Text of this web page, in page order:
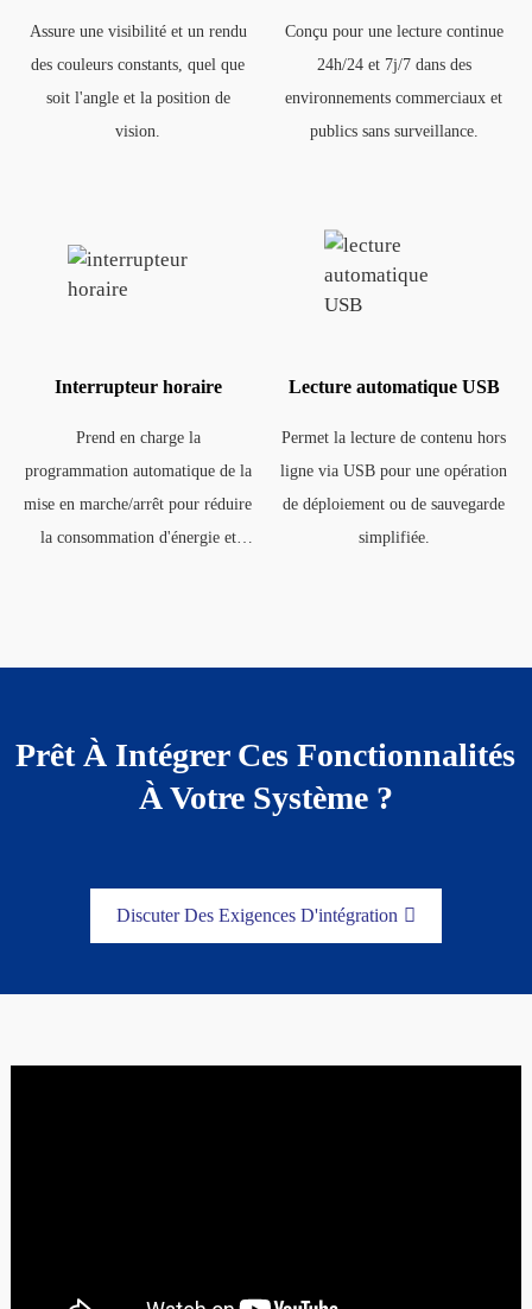
Assure une visibilité et un rendu
des couleurs constants, quel que
soit l'angle et la position de
vision.
Conçu pour une lecture continue
24h/24 et 7j/7 dans des
environnements commerciaux et
publics sans surveillance.
Interrupteur horaire
Prend en charge la
programmation automatique de la
mise en marche/arrêt pour réduire
la consommation d'énergie et
Lecture automatique USB
Permet la lecture de contenu hors
ligne via USB pour une opération
de déploiement ou de sauvegarde
simplifiée.
Prêt À Intégrer Ces Fonctionnalités
À Votre Système ?
Discuter Des Exigences D'intégration